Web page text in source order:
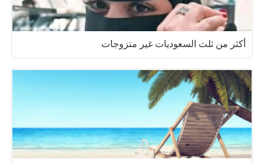
أكثر من ثلث السعوديات غير متزوجات